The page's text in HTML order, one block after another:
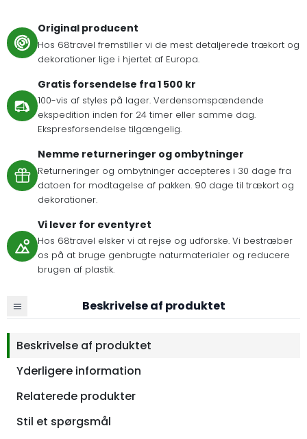
Original producent
Hos 68travel fremstiller vi de mest detaljerede trækort og
dekorationer lige i hjertet af Europa.
Gratis forsendelse fra 1 500 kr
100-vis af styles på lager. Verdensomspændende
ekspedition inden for 24 timer eller samme dag.
Ekspresforsendelse tilgængelig.
Nemme returneringer og ombytninger
Returneringer og ombytninger accepteres i 30 dage fra
datoen for modtagelse af pakken. 90 dage til trækort og
dekorationer.
Vi lever for eventyret
Hos 68travel elsker vi at rejse og udforske. Vi bestræber
os på at bruge genbrugte naturmaterialer og reducere
brugen af plastik.
Beskrivelse af produktet
Beskrivelse af produktet
Yderligere information
Relaterede produkter
Stil et spørgsmål